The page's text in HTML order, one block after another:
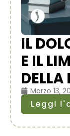
IL
E IL
DELLA
Marzo 13,
Leggi